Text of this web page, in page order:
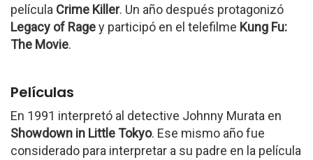
película Crime Killer. Un año después protagonizó
Legacy of Ragey participó en el telefilme Kung Fu:
The Movie.
Películas
En 1991 interpretó al detective Johnny Murata en
Showdown in Little Tokyo. Ese mismo año fue
considerado para interpretar a su padre en la película